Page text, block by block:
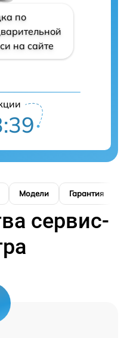
по
на сайте
Модели Гарантия
сервис-